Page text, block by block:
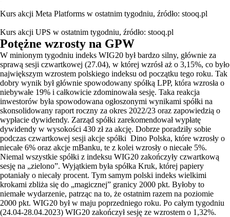
Kurs akcji Meta Platforms w ostatnim tygodniu, źródło: stooq.pl
Kurs akcji UPS w ostatnim tygodniu, źródło: stooq.pl
Potężne wzrosty na GPW
W minionym tygodniu indeks WIG20 był bardzo silny, głównie za
sprawą sesji czwartkowej (27.04), w której wzrósł aż o 3,15%, co było
największym wzrostem polskiego indeksu od początku tego roku. Tak
dobry wynik był głównie spowodowany spółką LPP, która wzrosła o
niebywałe 19% i całkowicie zdominowała sesję. Taka reakcja
inwestorów była spowodowana ogłoszonymi wynikami spółki na
skonsolidowany raport roczny za okres 2022/23 oraz zapowiedzią o
wypłacie dywidendy. Zarząd spółki zarekomendował wypłatę
dywidendy w wysokości 430 zł za akcję. Dobrze poradziły sobie
podczas czwartkowej sesji akcje spółki Dino Polska, które wzrosły o
niecałe 6% oraz akcje mBanku, te z kolei wzrosły o niecałe 5%.
Niemal wszystkie spółki z indeksu WIG20 zakończyły czwartkową
sesję na „zielono”. Wyjątkiem była spółka Kruk, której papiery
potaniały o niecały procent. Tym samym polski indeks wielkimi
krokami zbliża się do „magicznej” granicy 2000 pkt. Byłoby to
niemałe wydarzenie, patrząc na to, że ostatnim razem na poziomie
2000 pkt. WIG20 był w maju poprzedniego roku. Po całym tygodniu
(24.04-28.04.2023) WIG20 zakończył sesję ze wzrostem o 1,32%.